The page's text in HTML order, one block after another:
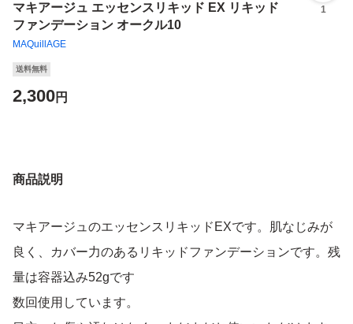
マキアージュ エッセンスリキッド EX リキッド
ファンデーション オークル10
MAQuillAGE
1
送料無料
2,300円
商品説明
マキアージュのエッセンスリキッドEXです。肌なじみが
良く、カバー力のあるリキッドファンデーションです。残
量は容器込み52gです
数回使用しています。